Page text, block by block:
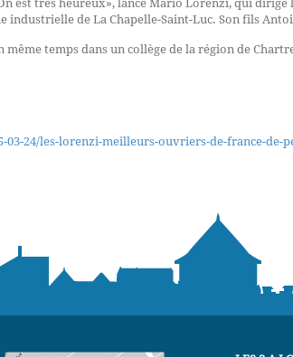
est très heureux», lance Mario Lorenzi, qui
industrielle de La Chapelle-Saint-Luc. Son fils
même temps dans un collège de la région de
24/les-lorenzi-meilleurs-ouvriers-de-france-de-